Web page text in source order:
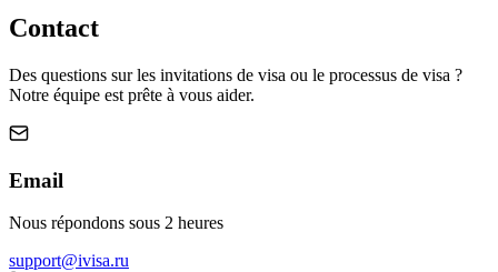
Contact
Des questions sur les invitations de visa ou le processus de visa ?
Notre équipe est prête à vous aider.
Email
Nous répondons sous 2 heures
support@ivisa.ru